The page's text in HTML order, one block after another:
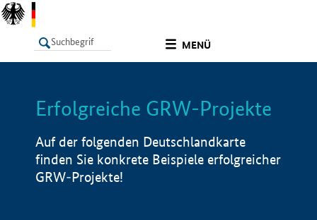
MENÜ
LISTE Info
Erfolgreiche GRW-Projekte
Auf der folgenden Deutschlandkarte
finden Sie konkrete Beispiele erfolgreicher
GRW-Projekte!